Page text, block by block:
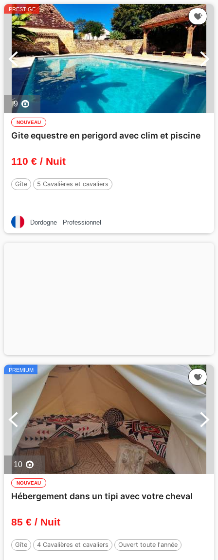
PRESTIGE
9
NOUVEAU
Gite equestre en perigord avec clim et piscine
110 € / Nuit
Gîte 5 Cavalières et cavaliers
Dordogne Professionnel
PREMIUM
10
NOUVEAU
Hébergement dans un tipi avec votre cheval
85 € / Nuit
Gîte 4 Cavalières et cavaliers Ouvert toute l'année